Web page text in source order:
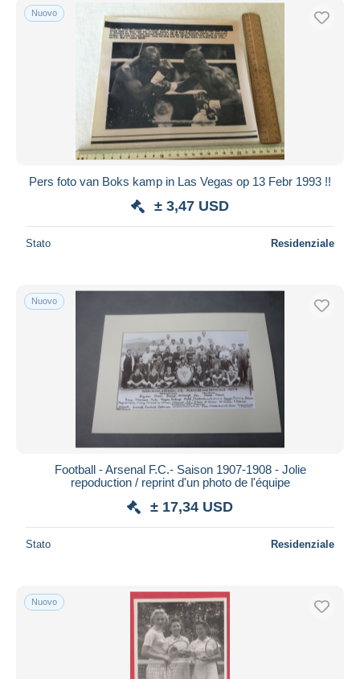
Nuovo
Pers foto van Boks kamp in Las Vegas op 13 Febr 1993 !!
± 3,47 USD
Stato Residenziale
Nuovo
Football - Arsenal F.C.- Saison 1907-1908 - Jolie
repoduction / reprint d'un photo de l'équipe
± 17,34 USD
Stato Residenziale
Nuovo